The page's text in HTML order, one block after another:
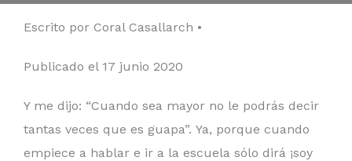
Escrito por Coral Casallarch •
Publicado el 17 junio 2020
Y me dijo: “Cuando sea mayor no le podrás decir
tantas veces que es guapa”. Ya, porque cuando
empiece a hablar e ir a la escuela sólo dirá ¡soy